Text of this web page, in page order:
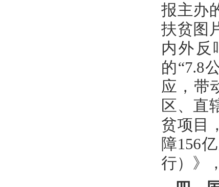
报主办
扶贫图
内外反
的“7.8
应，带
区、直
贫项目
障156
行）》